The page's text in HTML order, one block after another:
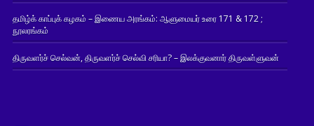
தமிழ்க் காப்புக் கழகம் – இணைய அரங்கம்: ஆளுமையர் உரை 171 & 172 ;
நூலரங்கம்
திருவளர்ச் செல்வன், திருவளர்ச் செல்வி சரியா? – இலக்குவனார் திருவள்ளுவன்